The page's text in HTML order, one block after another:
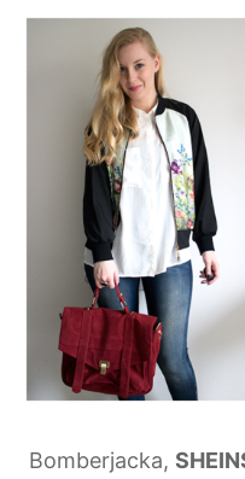
Bomberjacka,